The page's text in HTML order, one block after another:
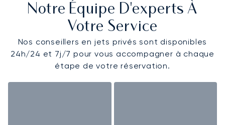
Notre Équipe D'experts À
Votre Service
Nos conseillers en jets privés sont disponibles
24h/24 et 7j/7 pour vous accompagner à chaque
étape de votre réservation.